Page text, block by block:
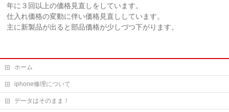
年に３回以上の価格見直しをしています。
仕入れ価格の変動に伴い価格見直ししています。
主に新製品が出ると部品価格が少しづつ下がります。
ホーム
iphone修理について
データはそのまま！